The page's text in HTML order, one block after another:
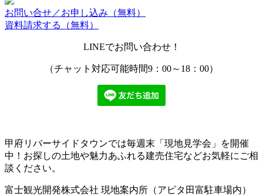
お問い合せ／お申し込み （無料）
資料請求する
（無料）
LINEでお問い合わせ！
（チャット対応可能時間9：00～18：00）
甲府リバーサイドタウンでは毎週末「現地見学会」を開催
中！お探しの土地や魅力あふれる建売住宅などお気軽にご相
談ください。
富士観光開発株式会社 現地案内所（アピタ田富駐車場内）